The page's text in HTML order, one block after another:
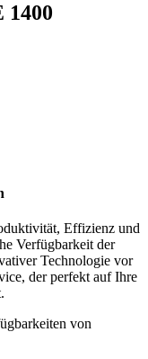
Effizienz und
Verfügbarkeit der
Technologie vor
der perfekt auf Ihre
von